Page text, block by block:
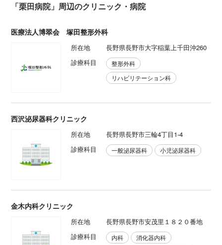
「栗田病院」周辺のクリニック・病院
医療法人博翠会 塚田整形外科
所在地
長野県長野市大字稲葉上千田沖260
診療科目
整形外科
リハビリテーション科
西沢泌尿器科クリニック
所在地
長野県長野市三輪4丁目1-4
診療科目
一般泌尿器科 小児泌尿器科
金木内科クリニック
所在地
長野県長野市安茂里１８２０番地
診療科目
内科
消化器内科